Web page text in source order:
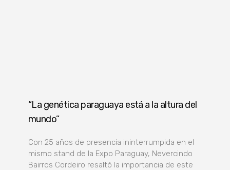
“La genética paraguaya está a la altura del
mundo”
Con 25 años de presencia ininterrumpida en el
mismo stand de la Expo Paraguay, Nevercindo
Bairros Cordeiro resaltó la importancia de este